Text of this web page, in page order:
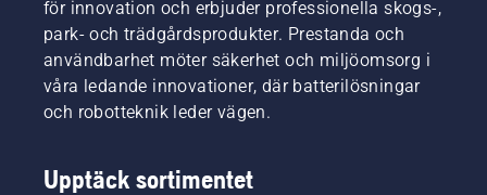
för innovation och erbjuder professionella skogs-,
park- och trädgårdsprodukter. Prestanda och
användbarhet möter säkerhet och miljöomsorg i
våra ledande innovationer, där batterilösningar
och robotteknik leder vägen.
Upptäck sortimentet